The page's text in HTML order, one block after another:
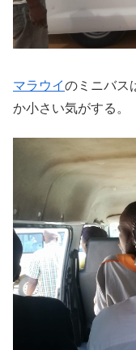
マラウイのミニバス
か小さい気がする。